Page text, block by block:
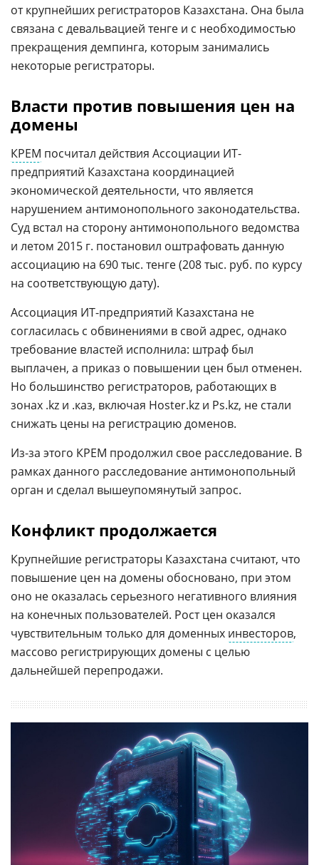
от крупнейших регистраторов Казахстана. Она была
связана с девальвацией тенге и с необходимостью
прекращения демпинга, которым занимались
некоторые регистраторы.
Власти против повышения цен на
домены
КРЕМ посчитал действия Ассоциации ИТ-
предприятий Казахстана координацией
экономической деятельности, что является
нарушением антимонопольного законодательства.
Суд встал на сторону антимонопольного ведомства
и летом 2015 г. постановил оштрафовать данную
ассоциацию на 690 тыс. тенге (208 тыс. руб. по курсу
на соответствующую дату).
Ассоциация ИТ-предприятий Казахстана не
согласилась с обвинениями в свой адрес, однако
требование властей исполнила: штраф был
выплачен, а приказ о повышении цен был отменен.
Но большинство регистраторов, работающих в
зонах .kz и .каз, включая Hoster.kz и Ps.kz, не стали
снижать цены на регистрацию доменов.
Из-за этого КРЕМ продолжил свое расследование. В
рамках данного расследование антимонопольный
орган и сделал вышеупомянутый запрос.
Конфликт продолжается
Крупнейшие регистраторы Казахстана считают, что
повышение цен на домены обосновано, при этом
оно не оказалась серьезного негативного влияния
на конечных пользователей. Рост цен оказался
чувствительным только для доменных инвесторов,
массово регистрирующих домены с целью
дальнейшей перепродажи.